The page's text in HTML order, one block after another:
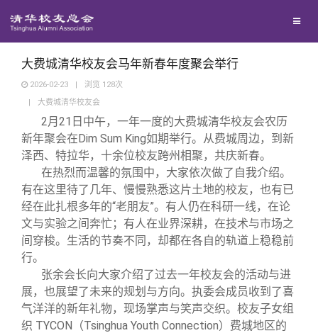
地区联络
院系校友工作
专业委员会
兴趣群体
西南联大校友会
回馈母校
捐赠新闻
捐赠纪事
捐赠方法
义工计划
《清华校友通讯》
《水木清华》
我要订阅
新媒体平台
百年清华
清华人物
清华故事
青春风采
校友文苑
校友服务
终身学习
信息化服务
三创大赛
校友总会
总会简介
会长致辞
关闭
大费城清华校友会马年新春年度聚会举行
2026-02-23 | 浏览 128次
|
大费城清华校友会
2月21日中午，一年一度的大费城清华校友会农历
新年聚会在Dim Sum King如期举行。从费城周边，到新
泽西、特拉华，十余位校友跨州相聚，共庆新春。
在热烈而温馨的氛围中，大家依次做了自我介绍。
有在这里待了几年、慢慢熟悉这片土地的校友，也有已
经在此扎根多年的“老朋友”。有人仍在科研一线，在论
文与实验之间奔忙；有人在业界深耕，在技术与市场之
间穿梭。生活的节奏不同，却都在各自的轨道上稳稳前
行。
张余会长向大家介绍了过去一年校友会的活动与进
展，也展望了未来的规划与方向。执委会成员收到了喜
气洋洋的新年礼物，现场掌声与笑声交织。校友子女组
织 TYCON（Tsinghua Youth Connection）费城地区的